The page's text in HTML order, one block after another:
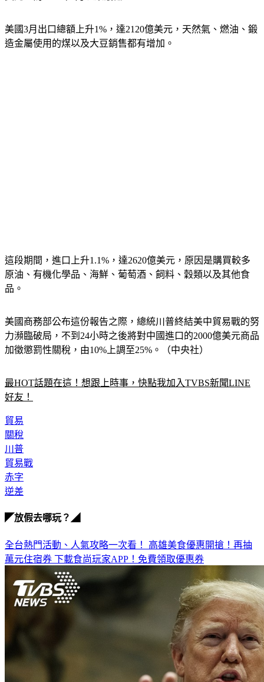
美國3月出口總額上升1%，達2120億美元，天然氣、燃油、鍛
造金屬使用的煤以及大豆銷售都有增加。
這段期間，進口上升1.1%，達2620億美元，原因是購買較多
原油、有機化學品、海鮮、葡萄酒、飼料、穀類以及其他食
品。
美國商務部公布這份報告之際，總統川普終結美中貿易戰的努
力瀕臨破局，不到24小時之後將對中國進口的2000億美元商品
加徵懲罰性關稅，由10%上調至25%。（中央社）
最HOT話題在這！想跟上時事，快點我加入TVBS新聞LINE
好友！
貿易
關稅
川普
貿易戰
赤字
逆差
◤放假去哪玩？◢
全台熱門活動、人氣攻略一次看！ 高雄美食優惠開搶！再抽
萬元住宿券 下載食尚玩家APP！免費領取優惠券